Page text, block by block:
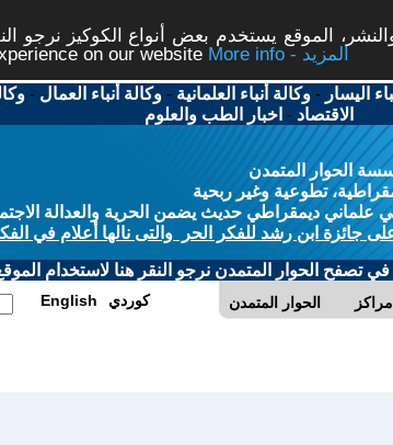
الموقع يستخدم بعض أنواع الكوكيز نرجو
on our website
More info - المزيد
اليسار -وكالة أنباء العلمانية -وكالة أنباء العمال -
الاقتصاد - اخبار الطب والعلوم
الحوار المتمدن
تطوعية وغير ربحية
ديمقراطي حديث يضمن الحرية والعدالة
جائزة ابن رشد للفكر الحر والتى نالها أعلام في
تصفح الحوار المتمدن نرجو النقر هنا لاستخدام
الحوار المتمدن مراكز English كوردي